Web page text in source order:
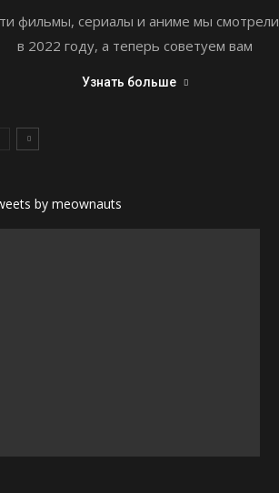
фильмы, сериалы и аниме мы смотрели
в 2022 году, а теперь советуем вам
Узнать больше
by meownauts